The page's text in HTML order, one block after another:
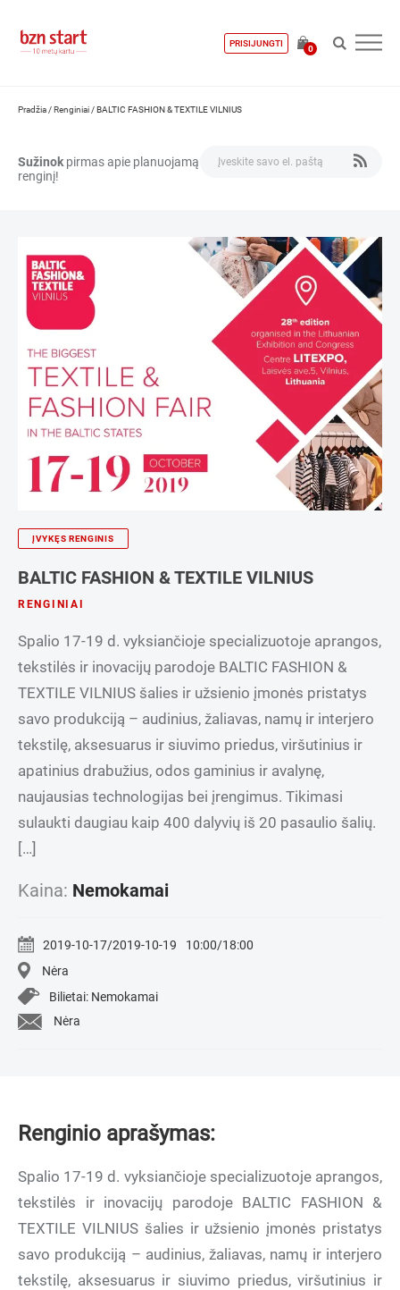
PRISIJUNGTI
0
Pradžia /Renginiai /BALTIC FASHION & TEXTILE VILNIUS
Sužinok pirmas apie planuojamą
renginį!
ĮVYKĘS RENGINIS
BALTIC FASHION & TEXTILE VILNIUS
RENGINIAI
Spalio 17-19 d. vyksiančioje specializuotoje aprangos,
tekstilės ir inovacijų parodoje BALTIC FASHION &
TEXTILE VILNIUS šalies ir užsienio įmonės pristatys
savo produkciją – audinius, žaliavas, namų ir interjero
tekstilę, aksesuarus ir siuvimo priedus, viršutinius ir
apatinius drabužius, odos gaminius ir avalynę,
naujausias technologijas bei įrengimus. Tikimasi
sulaukti daugiau kaip 400 dalyvių iš 20 pasaulio šalių.
[…]
Kaina: Nemokamai
2019-10-17/2019-10-19
10:00/18:00
Nėra
Bilietai: Nemokamai
Nėra
Renginio aprašymas:
Spalio 17-19 d. vyksiančioje specializuotoje aprangos,
tekstilės ir inovacijų parodoje BALTIC FASHION &
TEXTILE VILNIUS šalies ir užsienio įmonės pristatys
savo produkciją – audinius, žaliavas, namų ir interjero
tekstilę, aksesuarus ir siuvimo priedus, viršutinius ir